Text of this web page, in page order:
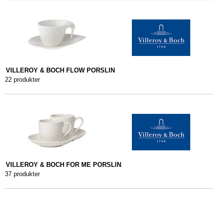
VILLEROY & BOCH FLOW PORSLIN
22 produkter
VILLEROY & BOCH FOR ME PORSLIN
37 produkter